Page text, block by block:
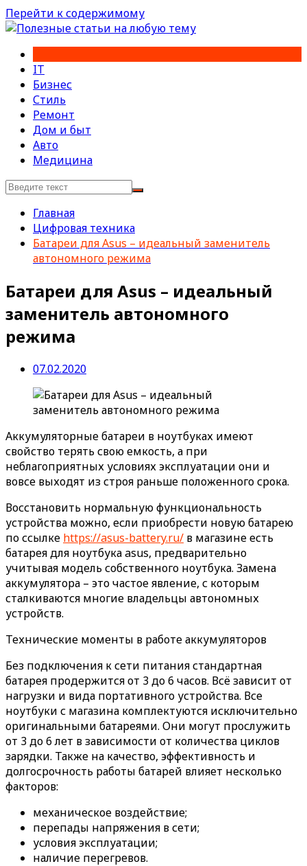
Перейти к содержимому
IT
Бизнес
Стиль
Ремонт
Дом и быт
Авто
Медицина
Главная
Цифровая техника
Батареи для Asus – идеальный заменитель
автономного режима
Батареи для Asus – идеальный
заменитель автономного
режима
07.02.2020
Аккумуляторные батареи в ноутбуках имеют
свойство терять свою емкость, а при
неблагоприятных условиях эксплуатации они и
вовсе выходят из строя раньше положенного срока.
Восстановить нормальную функциональность
устройства можно, если приобрести новую батарею
по ссылке https://asus-battery.ru/ в магазине есть
батарея для ноутбука asus, предварительно
учитывая модель собственного ноутбука. Замена
аккумулятора – это частое явление, с которым
сталкиваются многие владельцы автономных
устройств.
Технические моменты в работе аккумуляторов
Без подключения к сети питания стандартная
батарея продержится от 3 до 6 часов. Всё зависит от
нагрузки и вида портативного устройства. Все
ноутбуки с магазина комплектуются исключительно
оригинальными батареями. Они могут прослужить
от 3 до 6 лет в зависимости от количества циклов
зарядки. Также на качество, эффективность и
долгосрочность работы батарей влияет несколько
факторов:
механическое воздействие;
перепады напряжения в сети;
условия эксплуатации;
наличие перегревов.